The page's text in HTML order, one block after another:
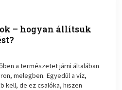
– hogyan állítsuk
a természetet járni általában
melegben. Egyedül a víz,
kell, de ez csalóka, hiszen